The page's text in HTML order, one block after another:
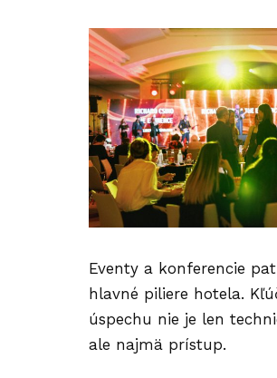
Eventy a konferencie
hlavné piliere hotela.
úspechu nie je len
ale najmä prístup.